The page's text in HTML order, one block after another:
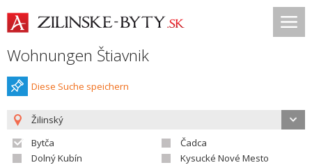
Wohnungen Štiavnik
Diese Suche speichern
Žilinský
Bytča
Čadca
Dolný Kubín
Kysucké Nové Mesto